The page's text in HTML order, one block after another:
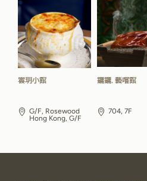
雲玥小館
G/F, Rosewood
Hong Kong, G/F
鏞鏞. 藝嚐館
704, 7F